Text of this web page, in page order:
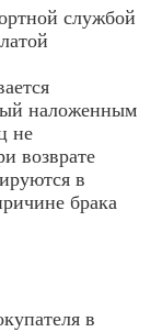
службой
наложенным
не
возврате
в
брака
в